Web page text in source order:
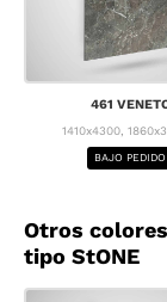
461
1410x4300,
BAJO PEDIDO
Otros colores
tipo StONE